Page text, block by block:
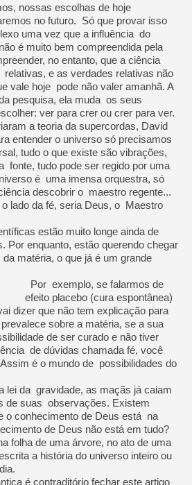
nossas escolhas de hoje
no futuro. Só que provar isso
uma vez que a influência do
é muito bem compreendida pela
no entanto, que a ciência
e as verdades relativas não
vale hoje pode não valer amanhã. A
pesquisa, ela muda os seus
ver para crer ou crer para ver.
a teoria da supercordas, David
entender o universo só precisamos
tudo o que existe são vibrações,
fonte, tudo pode ser regido por uma
é uma imensa orquestra, só
descobrir o maestro regente...
lado da fé, seria Deus, o Maestro
estão muito longe ainda de
Por enquanto, estão querendo chegar
matéria, o que já é um grande
Por exemplo, se falarmos de
efeito placebo (cura espontânea)
dizer que não tem explicação para
sobre a matéria, se a sua
de ser curado e não tiver
de dúvidas chamada fé, você
é o mundo de possibilidades do
lei da gravidade, as maçãs já caiam
de suas observações. Existem
o conhecimento de Deus está na
de Deus não está em tudo?
folha de uma árvore, no ato de uma
a história do universo inteiro ou
é contraditório fechar este artigo